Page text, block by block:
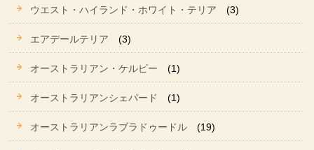
ウエスト・ハイランド・ホワイト・テリア (3)
エアデールテリア (3)
オーストラリアン・ケルピー (1)
オーストラリアンシェパード (1)
オーストラリアンラブラドゥードル (19)